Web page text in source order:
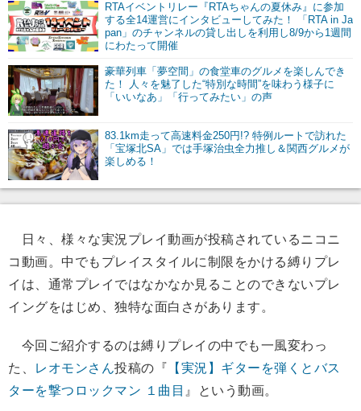
ニコニコQ
RTAイベントリレー『RTAちゃんの夏休み』に参加
する全14運営にインタビューしてみた！ 「RTA in Ja
pan」のチャンネルの貸し出しを利用し8/9から1週間
にわたって開催
豪華列車「夢空間」の食堂車のグルメを楽しんでき
た！ 人々を魅了した“特別な時間”を味わう様子に
「いいなあ」「行ってみたい」の声
83.1km走って高速料金250円!? 特例ルートで訪れた
「宝塚北SA」では手塚治虫全力推し＆関西グルメが
楽しめる！
日々、様々な実況プレイ動画が投稿されているニコニ
コ動画。中でもプレイスタイルに制限をかける縛りプレ
イは、通常プレイではなかなか見ることのできないプレ
イングをはじめ、独特な面白さがあります。
今回ご紹介するのは縛りプレイの中でも一風変わっ
た、
レオモンさん投稿の『 【実況】ギターを弾くとバス
ターを撃つロックマン １曲目 』という動画。